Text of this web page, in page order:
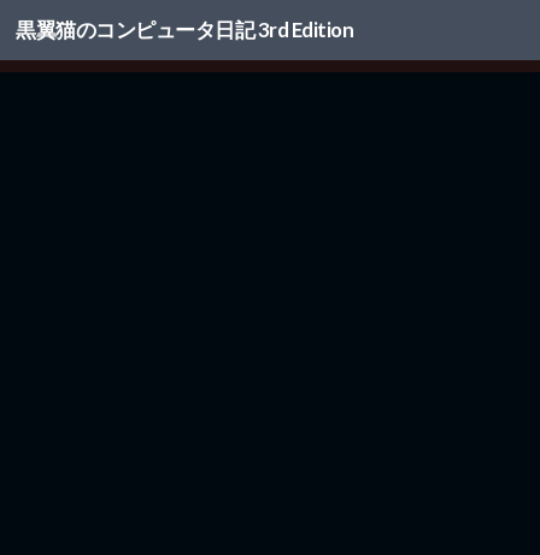
コンテンツへスキップ
黒翼猫のコンピュータ日記 3rd Edition